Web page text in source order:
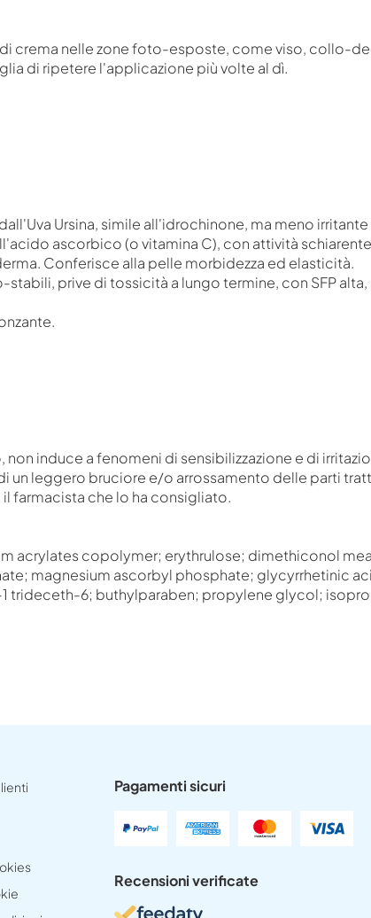
crema nelle zone foto-esposte, come viso, collo-
di ripetere l'applicazione più volte al dì.
Ursina, simile all'idrochinone, ma meno
ascorbico (o vitamina C), con attività
Conferisce alla pelle morbidezza ed elasticità.
prive di tossicità a lungo termine, con SFP
induce a fenomeni di sensibilizzazione e di
un leggero bruciore e/o arrossamento delle parti
farmacista che lo ha consigliato.
acrylates copolymer; erythrulose; dimethiconol
magnesium ascorbyl phosphate; glycyrrhetinic
trideceth-6; buthylparaben; propylene glycol;
Pagamenti sicuri
Recensioni verificate